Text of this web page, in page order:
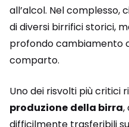
all’alcol. Nel complesso,
di diversi birrifici storici,
profondo cambiamento
comparto.
Uno dei risvolti più critici
produzione della birra,